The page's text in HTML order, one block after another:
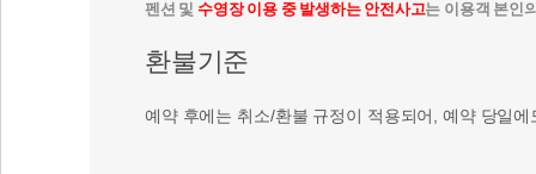
펜션 및 수영장 이용 중 발생하는 안전사고는 이용객 본인
환불기준
예약 후에는 취소/환불 규정이 적용되어, 예약 당일